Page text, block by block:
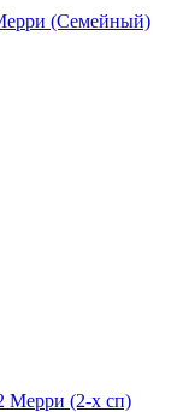
(Семейный)
Мерри (2-х сп)